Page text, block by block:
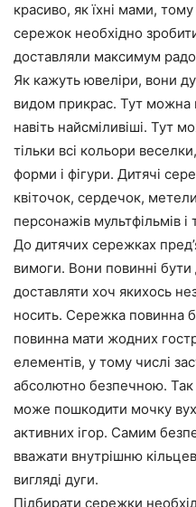
красиво, як їхні мами,
сережок необхідно
доставляли максимум
Як кажуть ювеліри, вони
видом прикрас. Тут можна
навіть найсміливіші. Тут
тільки всі кольори
форми і фігури. Дитячі
квіточок, сердечок,
персонажів мультфільмів і
До дитячих сережках
вимоги. Вони повинні
доставляти хоч якихось
носить. Сережка повинна
повинна мати жодних
елементів, у тому числі
абсолютно безпечною. Так
може пошкодити мочку
активних ігор. Самим
вважати внутрішню
вигляді дуги.
Підбирати сережки